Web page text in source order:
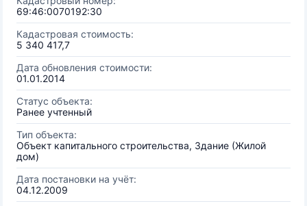
69:46:0070192:30
Кадастровая стоимость:
5 340 417,7
Дата обновления стоимости:
01.01.2014
Статус объекта:
Ранее учтенный
Тип объекта:
Объект капитального строительства, Здание (Жилой
дом)
Дата постановки на учёт:
04.12.2009